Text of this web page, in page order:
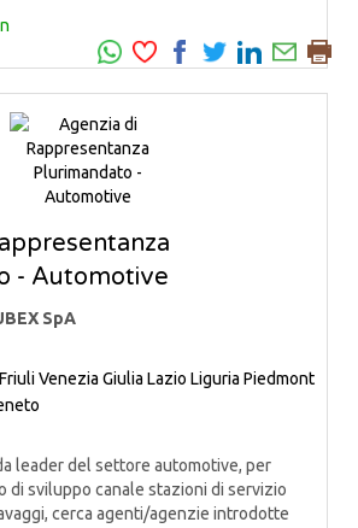
- Automotive
SpA
Friuli Venezia Giulia Lazio Liguria Piedmont
leader del settore automotive, per
di sviluppo canale stazioni di servizio
cerca agenti/agenzie introdotte